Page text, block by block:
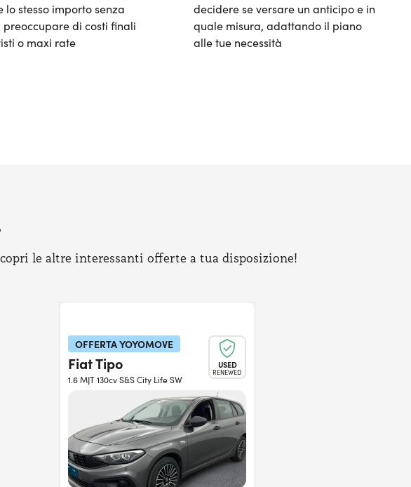
lo stesso importo senza
preoccupare di costi finali
o maxi rate
decidere se versare un anticipo e in
quale misura, adattando il piano
alle tue necessità
le altre interessanti offerte a tua disposizione!
OFFERTA YOYOMOVE
USED
RENEWED
Fiat Tipo
1.6 MJT 130cv S&S City Life SW